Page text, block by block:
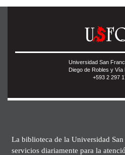
Universidad San
Diego de Robles y Vía
+593 2 297
La biblioteca de la Universidad
servicios diariamente para la